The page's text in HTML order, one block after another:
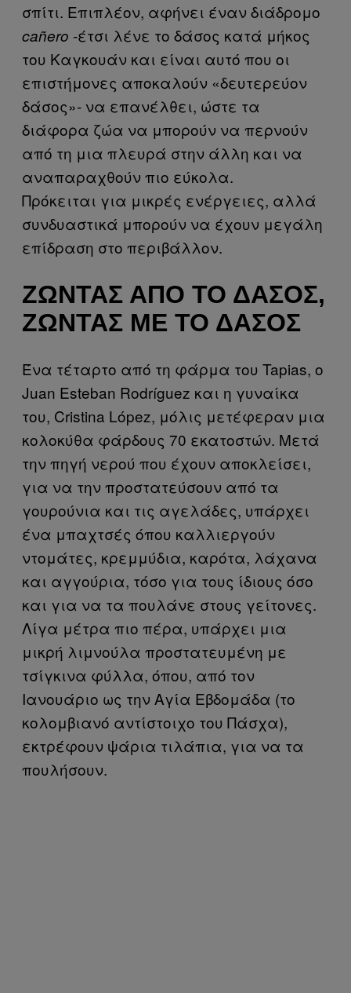
σπίτι. Επιπλέον, αφήνει έναν διάδρομο
cañero -έτσι λένε το δάσος κατά μήκος
του Καγκουάν και είναι αυτό που οι
επιστήμονες αποκαλούν «δευτερεύον
δάσος»- να επανέλθει, ώστε τα
διάφορα ζώα να μπορούν να περνούν
από τη μια πλευρά στην άλλη και να
αναπαραχθούν πιο εύκολα.
Πρόκειται για μικρές ενέργειες, αλλά
συνδυαστικά μπορούν να έχουν μεγάλη
επίδραση στο περιβάλλον.
ΖΏΝΤΑΣ ΑΠΌ ΤΟ ΔΆΣΟΣ,
ΖΏΝΤΑΣ ΜΕ ΤΟ ΔΆΣΟΣ
Ένα τέταρτο από τη φάρμα του Tapias, ο
Juan Esteban Rodríguez και η γυναίκα
του, Cristina López, μόλις μετέφεραν μια
κολοκύθα φάρδους 70 εκατοστών. Μετά
την πηγή νερού που έχουν αποκλείσει,
για να την προστατεύσουν από τα
γουρούνια και τις αγελάδες, υπάρχει
ένα μπαχτσές όπου καλλιεργούν
ντομάτες, κρεμμύδια, καρότα, λάχανα
και αγγούρια, τόσο για τους ίδιους όσο
και για να τα πουλάνε στους γείτονες.
Λίγα μέτρα πιο πέρα, υπάρχει μια
μικρή λιμνούλα προστατευμένη με
τσίγκινα φύλλα, όπου, από τον
Ιανουάριο ως την Αγία Εβδομάδα (το
κολομβιανό αντίστοιχο του Πάσχα),
εκτρέφουν ψάρια τιλάπια, για να τα
πουλήσουν.